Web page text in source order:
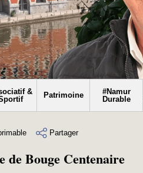
&
Patrimoine
#Namur
Durable
Partager
de Bouge Centenaire